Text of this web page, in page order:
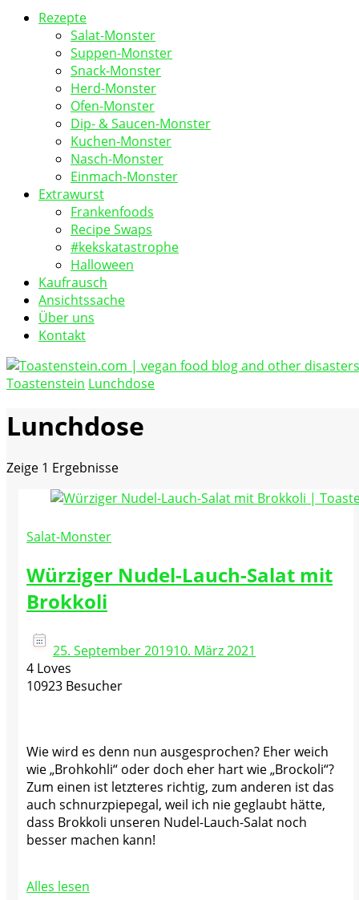
Rezepte
Salat-Monster
Suppen-Monster
Snack-Monster
Herd-Monster
Ofen-Monster
Dip- & Saucen-Monster
Kuchen-Monster
Nasch-Monster
Einmach-Monster
Extrawurst
Frankenfoods
Recipe Swaps
#kekskatastrophe
Halloween
Kaufrausch
Ansichtssache
Über uns
Kontakt
Toastenstein.com
Toastenstein Lunchdose
Lunchdose
Zeige 1 Ergebnisse
Salat-Monster
Würziger Nudel-Lauch-Salat mit
Brokkoli
25. September 201910. März 2021
4 Loves
10923 Besucher
Wie wird es denn nun ausgesprochen? Eher weich
wie „Brohkohli“ oder doch eher hart wie „Brockoli“?
Zum einen ist letzteres richtig, zum anderen ist das
auch schnurzpiepegal, weil ich nie geglaubt hätte,
dass Brokkoli unseren Nudel-Lauch-Salat noch
besser machen kann!
Alles lesen